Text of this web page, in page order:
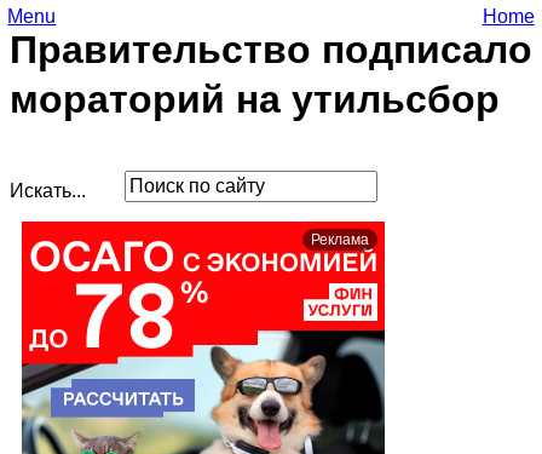
Правительство подписало
мораторий на утильсбор
Menu Home
Искать...
Реклама